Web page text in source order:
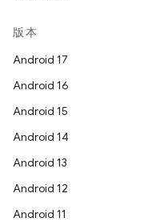
版本
Android 17
Android 16
Android 15
Android 14
Android 13
Android 12
Android 11